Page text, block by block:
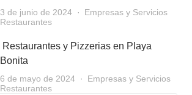
3 de junio de 2024
Empresas y Servicios
Restaurantes
Restaurantes y Pizzerias en Playa
Bonita
6 de mayo de 2024
Empresas y Servicios
Restaurantes